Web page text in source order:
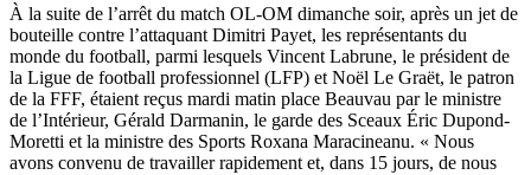
À la suite de l’arrêt du match OL-OM dimanche soir, après un jet de
bouteille contre l’attaquant Dimitri Payet, les représentants du
monde du football, parmi lesquels Vincent Labrune, le président de
la Ligue de football professionnel (LFP) et Noël Le Graët, le patron
de la FFF, étaient reçus mardi matin place Beauvau par le ministre
de l’Intérieur, Gérald Darmanin, le garde des Sceaux Éric Dupond-
Moretti et la ministre des Sports Roxana Maracineanu. « Nous
avons convenu de travailler rapidement et, dans 15 jours, de nous